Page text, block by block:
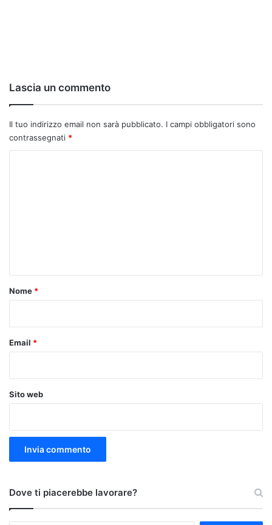
Lascia un commento
Il tuo indirizzo email non sarà pubblicato. I campi obbligatori sono
contrassegnati *
o
Nome *
Email *
Sito web
Dove ti piacerebbe lavorare?